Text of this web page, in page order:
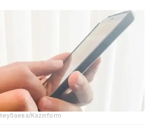
Kazinform